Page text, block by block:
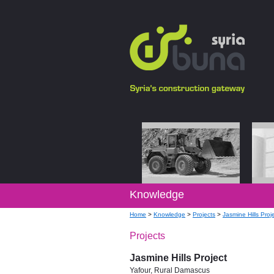
Knowledge
Home > Knowledge > Projects > Jasmine Hills
Projects
Jasmine Hills Project
Yafour, Rural Damascus